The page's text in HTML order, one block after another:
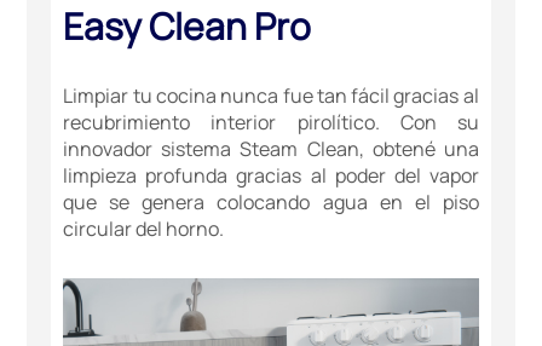
Easy Clean Pro
Limpiar tu cocina nunca fue tan fácil gracias al
recubrimiento interior pirolítico. Con su
innovador sistema Steam Clean, obtené una
limpieza profunda gracias al poder del vapor
que se genera colocando agua en el piso
circular del horno.